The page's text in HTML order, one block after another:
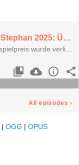
Bonusfolge 56 - Goldener Stephan 2025: Über KI-Diskussionen, neue Orga-Konzepte & reichweitenstarke Gewinner
All episodes ›
| OGG | OPUS